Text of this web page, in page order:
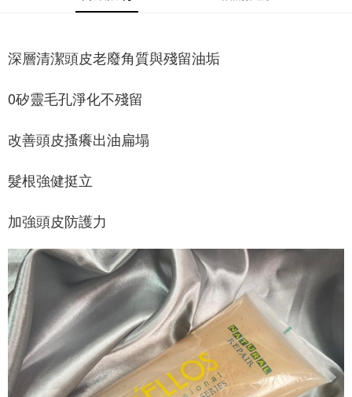
【大哥付你分期使用說明】
流程，驗證手機門號後，選擇欲分期的期數、繳款截止日，確認付款後即完
3.實際核准額度、可分期數及費用金額請依後續交易確認頁面所載為準。
4.訂單成立30分鐘內，如未前往確認交易或遇審核未通過，訂單將自動取
法說明評估內容。
【繳款方式說明】
醒簡訊。
2.透過簡訊連結打開帳單後，可選擇「超商條碼／台灣大直營門市／銀行轉
【注意事項】
1.本服務係由「台灣大哥大股份有限公司」（以下簡稱本公司）所提供，讓
用戶於交易時，得透過本服務購買商品或服務，並由商店將買賣／分期付款
買賣價金債權讓與本公司後，依約使用本公司帳單繳交帳款。
2.基於同意付款使用「大哥付你分期」之契約關係目的，商店將以您的個人
資料（包含姓名、電話或地址）提供予台灣大哥大進項蒐集、處理及利用，
由本公司與您本人進行分期帳單所需資料之確認、核對及更正。
3.完整用戶服務條款，請詳閱以下連結： https://oppay.tw/userRule
相關說明
【關於「AFTEE先享後付」】
便利好安心！
１．簡單：不需註冊會員、不需綁卡、不需儲值。
３．安心：先確認商品／服務後，再付款。
１．於結帳方式選擇「AFTEE先享後付」後，將跳轉至「AFTEE先享後付」
２．訂單成立數日內，您將收到繳費通知簡訊。
３．收到繳費通知簡訊後14天內，點擊此簡訊中的連結，可透過四大超商／
ATM／網路銀行／等多元方式進行付款，方視為交易完成。
※ 請注意：結帳手續完成當下不需立刻繳費，但若您需要取消訂單，請聯絡
購買商品的店家。未經商家同意取消之訂單仍視為有效，需透過AFTEE先享
後付繳納相關費用。
※ 交易是否成功請以「AFTEE先享後付 」之結帳頁面顯示為準，若有關於
是否繳費成功／繳費後需取消欲退款等相關疑問，請聯繫「AFTEE先享後付
客戶支援中心」https://netprotections.freshdesk.com/support/home
【注意事項】
La'ELLOS-宅配
深層清潔頭皮老廢角質與殘留油垢
0矽靈毛孔淨化不殘留
改善頭皮搔癢出油扁塌
髮根強健挺立
加強頭皮防護力